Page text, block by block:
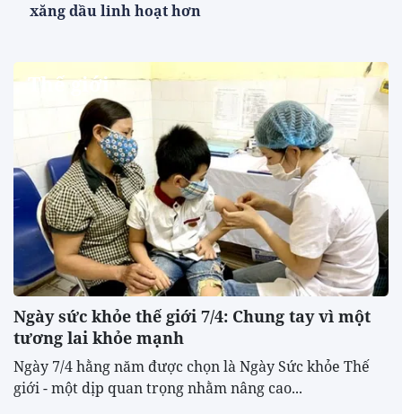
xăng dầu linh hoạt hơn
Thế giới
Ngày sức khỏe thế giới 7/4: Chung tay vì một
tương lai khỏe mạnh
Ngày 7/4 hằng năm được chọn là Ngày Sức khỏe Thế
giới - một dịp quan trọng nhằm nâng cao...